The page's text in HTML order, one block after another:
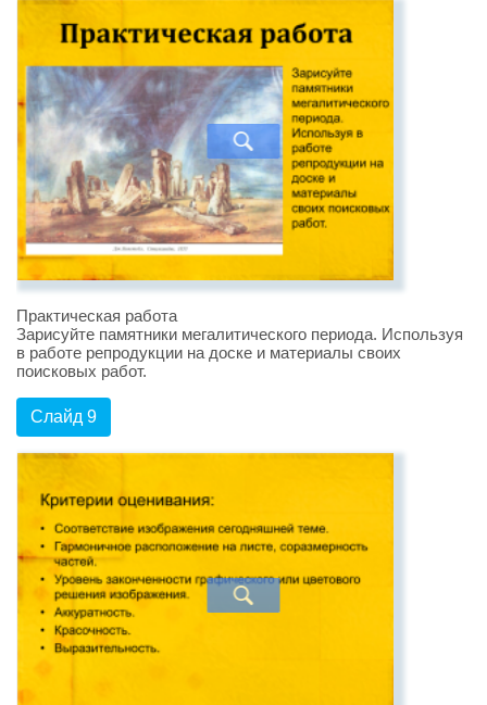
Практическая работа
Зарисуйте памятники мегалитического периода. Используя
в работе репродукции на доске и материалы своих
поисковых работ.
Слайд 9